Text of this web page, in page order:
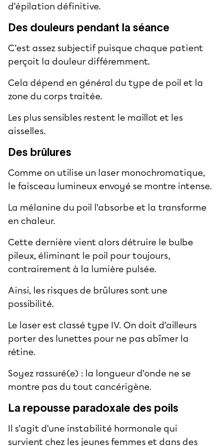
d’épilation définitive.
Des douleurs pendant la séance
C’est assez subjectif puisque chaque patient
perçoit la douleur différemment.
Cela dépend en général du type de poil et la
zone du corps traitée.
Les plus sensibles restent le maillot et les
aisselles.
Des brûlures
Comme on utilise un laser monochromatique,
le faisceau lumineux envoyé se montre intense.
La mélanine du poil l’absorbe et la transforme
en chaleur.
Cette dernière vient alors détruire le bulbe
pileux, éliminant le poil pour toujours,
contrairement à la lumière pulsée.
Ainsi, les risques de brûlures sont une
possibilité.
Le laser est classé type IV. On doit d’ailleurs
porter des lunettes pour ne pas abîmer la
rétine.
Soyez rassuré(e) : la longueur d’onde ne se
montre pas du tout cancérigène.
La repousse paradoxale des poils
Il s’agit d’une instabilité hormonale qui
survient chez les jeunes femmes et dans des